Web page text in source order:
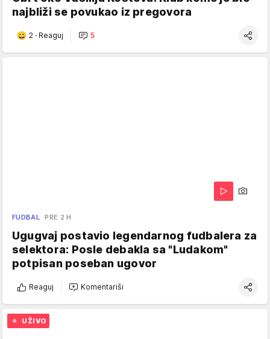
najbliži se povukao iz pregovora
2 · Reaguj 5
FUDBAL PRE 2 H
Ugugvaj postavio legendarnog fudbalera za
selektora: Posle debakla sa "Ludakom"
potpisan poseban ugovor
Reaguj Komentariši
UŽIVO